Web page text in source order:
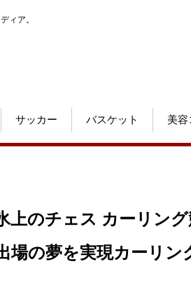
ィア。
サッカー バスケット 美容
上のチェス カーリン
場の夢を実現カーリン